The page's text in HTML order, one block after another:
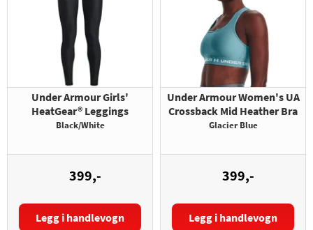
Under Armour Girls'
HeatGear® Leggings
Black/White
399,-
Størrelse:
Legg i handlevogn
Under Armour Women's UA
Crossback Mid Heather Bra
Glacier Blue
399,-
Størrelse:
Legg i handlevogn